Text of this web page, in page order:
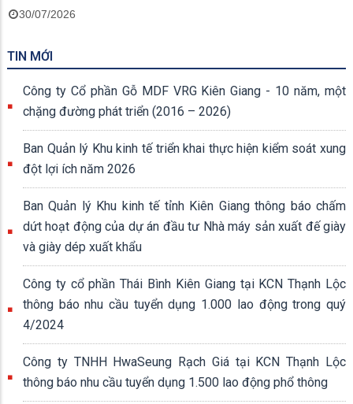
30/07/2026
TIN MỚI
Công ty Cổ phần Gỗ MDF VRG Kiên Giang - 10 năm, một
chặng đường phát triển (2016 – 2026)
Ban Quản lý Khu kinh tế triển khai thực hiện kiểm soát xung
đột lợi ích năm 2026
Ban Quản lý Khu kinh tế tỉnh Kiên Giang thông báo chấm
dứt hoạt động của dự án đầu tư Nhà máy sản xuất đế giày
và giày dép xuất khẩu
Công ty cổ phần Thái Bình Kiên Giang tại KCN Thạnh Lộc
thông báo nhu cầu tuyển dụng 1.000 lao động trong quý
4/2024
Công ty TNHH HwaSeung Rạch Giá tại KCN Thạnh Lộc
thông báo nhu cầu tuyển dụng 1.500 lao động phổ thông